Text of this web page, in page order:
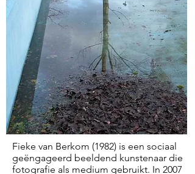
Fieke van Berkom (1982) is een sociaal
geëngageerd beeldend kunstenaar die
fotografie als medium gebruikt. In 2007